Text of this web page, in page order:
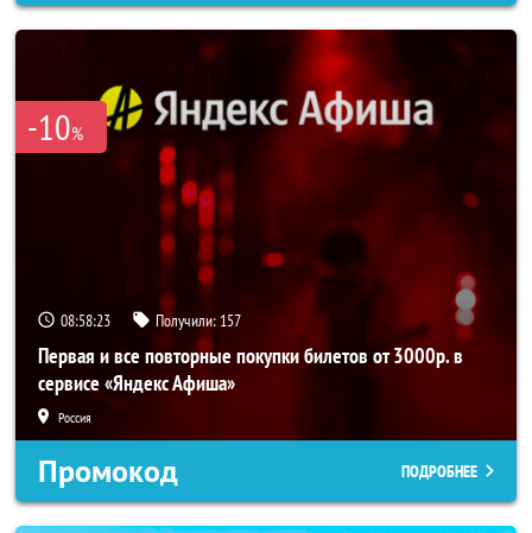
-10%
08:58:21 Получили: 157
Первая и все повторные покупки билетов от 3000р. в
сервисе «Яндекс Афиша»
Россия
Промокод ПОДРОБНЕЕ